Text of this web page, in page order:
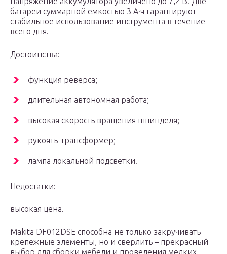
батареи суммарной емкостью 3 А·ч гарантируют
стабильное использование инструмента в течение
всего дня.
Достоинства:
функция реверса;
длительная автономная работа;
высокая скорость вращения шпинделя;
рукоять-трансформер;
лампа локальной подсветки.
Недостатки:
высокая цена.
Makita DF012DSE способна не только закручивать
крепежные элементы, но и сверлить – прекрасный
выбор для сборки мебели и проведения мелких